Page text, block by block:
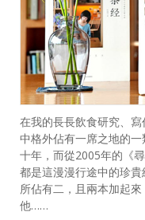
在我的長長飲食研究、
中格外佔有一席之地的
十年，而從2005年的《
都是這漫漫行途中的珍
所佔有二，且兩本加起
他……